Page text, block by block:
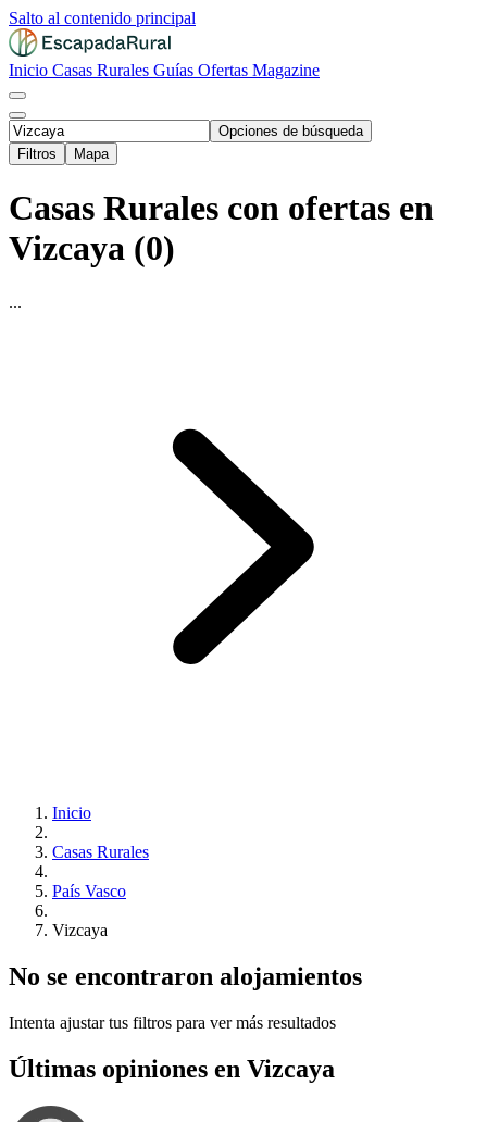
Salto al contenido principal
Inicio Casas Rurales Guías Ofertas Magazine
Opciones de búsqueda
Filtros
Mapa
Casas Rurales con ofertas en
Vizcaya (0)
...
Inicio
Casas Rurales
País Vasco
Vizcaya
No se encontraron alojamientos
Intenta ajustar tus filtros para ver más resultados
Últimas opiniones en Vizcaya